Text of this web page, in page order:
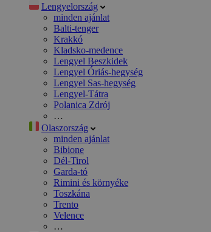
Lengyelország
minden ajánlat
Balti-tenger
Krakkó
Kladsko-medence
Lengyel Beszkidek
Lengyel Óriás-hegység
Lengyel Sas-hegység
Lengyel-Tátra
Polanica Zdrój
…
Olaszország
minden ajánlat
Bibione
Dél-Tirol
Garda-tó
Rimini és környéke
Toszkána
Trento
Velence
…